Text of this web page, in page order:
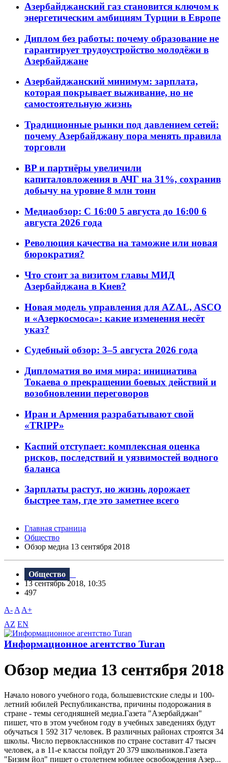
Азербайджанский газ становится ключом к
энергетическим амбициям Турции в Европе
Диплом без работы: почему образование не
гарантирует трудоустройство молодёжи в
Азербайджане
Азербайджанский минимум: зарплата,
которая покрывает выживание, но не
самостоятельную жизнь
Традиционные рынки под давлением сетей:
почему Азербайджану пора менять правила
торговли
BP и партнёры увеличили
капиталовложения в АЧГ на 31%, сохранив
добычу на уровне 8 млн тонн
Медиаобзор: С 16:00 5 августа до 16:00 6
августа 2026 года
Революция качества на таможне или новая
бюрократия?
Что стоит за визитом главы МИД
Азербайджана в Киев?
Новая модель управления для AZAL, ASCO
и «Азеркосмоса»: какие изменения несёт
указ?
Судебный обзор: 3–5 августа 2026 года
Дипломатия во имя мира: инициатива
Токаева о прекращении боевых действий и
возобновлении переговоров
Иран и Армения разрабатывают свой
«TRIPP»
Каспий отступает: комплексная оценка
рисков, последствий и уязвимостей водного
баланса
Зарплаты растут, но жизнь дорожает
быстрее там, где это заметнее всего
Главная страница
Общество
Обзор медиа 13 сентября 2018
Общество
13 сентябрь 2018, 10:35
497
A- A A+
AZ EN
Информационное агентство Turan
Обзор медиа 13 сентября 2018
Начало нового учебного года, большевистские следы и 100-
летний юбилей Республиканства, причины подорожания в
стране - темы сегодняшней медиа.Газета "Aзербайджан"
пишет, что в этом учебном году в учебных заведениях будут
обучаться 1 592 317 человек. B различных районах строятся 34
школы. Число первоклассников по стране составит 47 тысяч
человек, а в 11-е классы пойдут 20 379 школьников.Газета
"Бизим йол" пишет о столетнем юбилее освобождения Азер...